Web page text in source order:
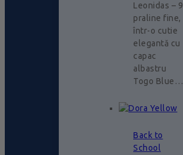
Leonidas – 9
praline fine,
într-o cutie
elegantă cu
capac
albastru
Togo Blue…
Back to
School